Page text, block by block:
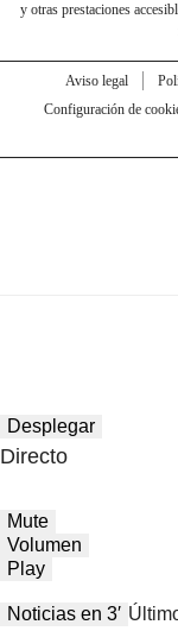
y otras prestaciones
Aviso legal
Configuración de
Desplegar
Directo
Mute
Volumen
Play
Noticias en 3′